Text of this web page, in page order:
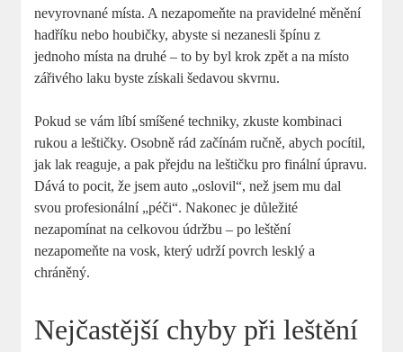
nevyrovnané místa. A nezapomeňte na pravidelné měnění
hadříku nebo houbičky, abyste si nezanesli špínu z
jednoho místa na druhé – to by byl krok zpět a na místo
zářivého laku byste získali šedavou skvrnu.
Pokud se vám líbí smíšené techniky, zkuste kombinaci
rukou a leštičky. Osobně rád začínám ručně, abych pocítil,
jak lak reaguje, a pak přejdu na leštičku pro finální úpravu.
Dává to pocit, že jsem auto „oslovil“, než jsem mu dal
svou profesionální „péči“. Nakonec je důležité
nezapomínat na celkovou údržbu – po leštění
nezapomeňte na vosk, který udrží povrch lesklý a
chráněný.
Nejčastější chyby při leštění